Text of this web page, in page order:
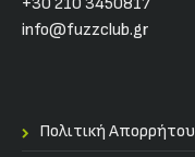
info@fuzzclub.gr
Πολιτική Απορρήτου